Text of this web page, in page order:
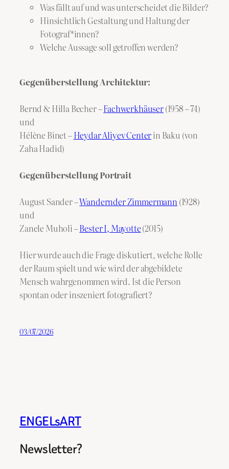
Was fällt auf und was unterscheidet die Bilder?
Hinsichtlich Gestaltung und Haltung der
Fotograf*innen?
Welche Aussage soll getroffen werden?
Gegenüberstellung Architektur:
Bernd & Hilla Becher –Fachwerkhäuser(1958 – 74)
und
Hélène Binet –Heydar Aliyev Centerin Baku (von
Zaha Hadid)
Gegenüberstellung Portrait
August Sander –Wandernder Zimmermann (1928)
und
Zanele Muholi –Bester I, Mayotte(2015)
Hier wurde auch die Frage diskutiert, welche Rolle
der Raum spielt und wie wird der abgebildete
Mensch wahrgenommen wird. Ist die Person
spontan oder inszeniert fotografiert?
03/07/2026
ENGELsART
Newsletter?